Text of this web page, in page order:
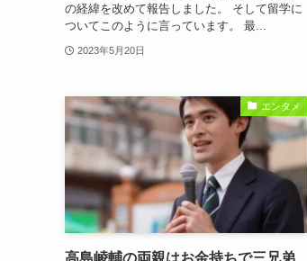
の経緯を改めて報告しました。 そして留学に
ついてこのように言っています。 最...
2023年5月20日
エンタメ